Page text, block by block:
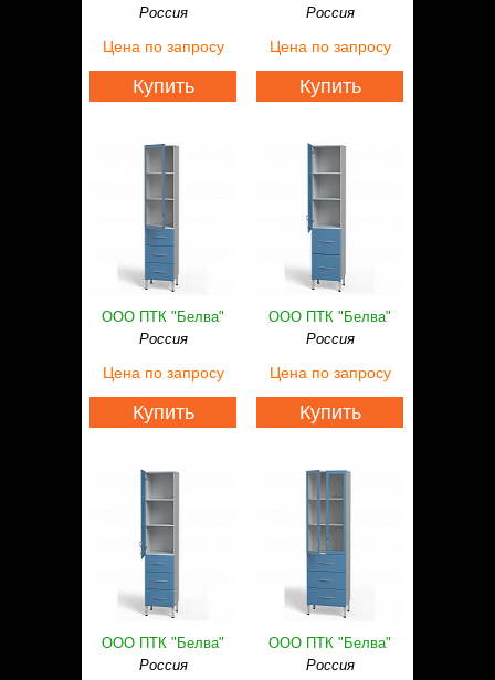
Россия
Цена по запросу
Купить
Россия
Цена по запросу
Купить
ООО ПТК "Белва"
Россия
Цена по запросу
Купить
ООО ПТК "Белва"
Россия
Цена по запросу
Купить
ООО ПТК "Белва"
Россия
ООО ПТК "Белва"
Россия